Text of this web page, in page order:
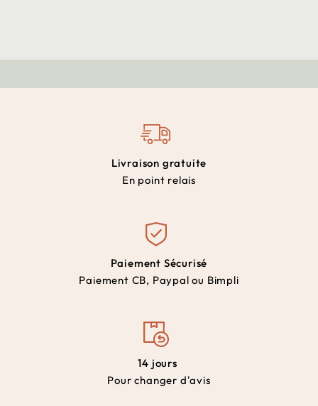
Livraison gratuite
En point relais
Paiement Sécurisé
Paiement CB, Paypal ou Bimpli
14 jours
Pour changer d'avis